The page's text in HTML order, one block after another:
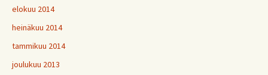
elokuu 2014
heinäkuu 2014
tammikuu 2014
joulukuu 2013